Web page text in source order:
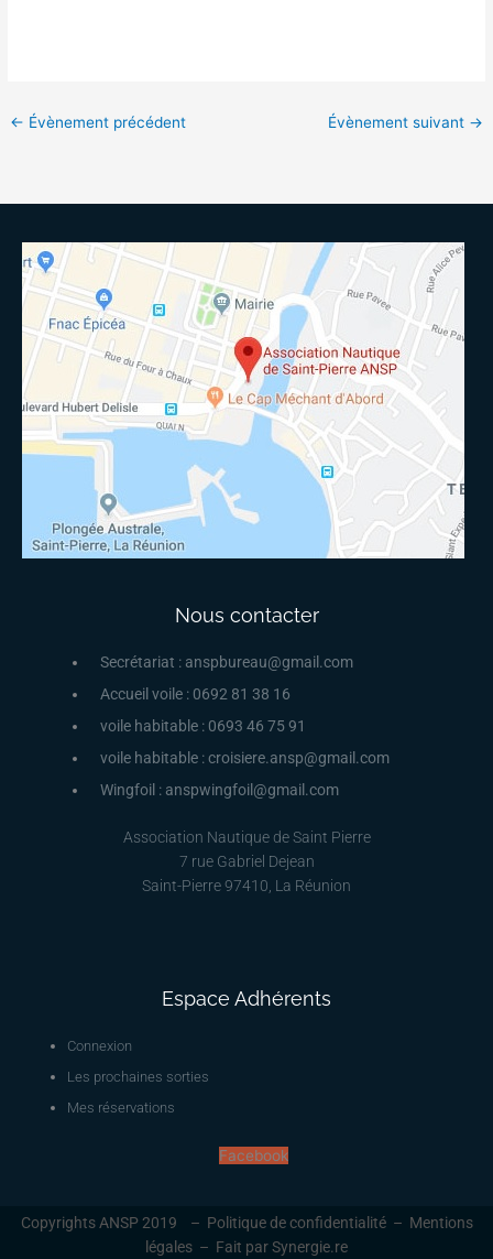
← Évènement précédent Évènement suivant →
Nous contacter
Secrétariat : anspbureau@gmail.com
Accueil voile : 0692 81 38 16
voile habitable : 0693 46 75 91
voile habitable : croisiere.ansp@gmail.com
Wingfoil : anspwingfoil@gmail.com
Association Nautique de Saint Pierre
7 rue Gabriel Dejean
Saint-Pierre 97410, La Réunion
Espace Adhérents
Connexion
Les prochaines sorties
Mes réservations
Facebook
Copyrights ANSP 2019 – Politique de confidentialité– Mentions
légales – Fait par Synergie.re